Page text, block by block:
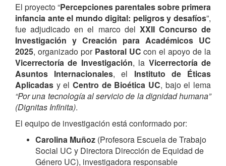
El proyecto “Percepciones parentales sobre primera
infancia ante el mundo digital: peligros y desafíos”,
fue adjudicado en el marco del XXII Concurso de
Investigación y Creación para Académicos UC
2025, organizado por Pastoral UC con el apoyo de la
Vicerrectoría de Investigación, la Vicerrectoría de
Asuntos Internacionales, el Instituto de Éticas
Aplicadas y el Centro de Bioética UC, bajo el lema
“Por una tecnología al servicio de la dignidad humana”
(Dignitas Infinita).
El equipo de investigación está conformado por:
Carolina Muñoz (Profesora Escuela de Trabajo
Social UC y Directora Dirección de Equidad de
Género UC), investigadora responsable